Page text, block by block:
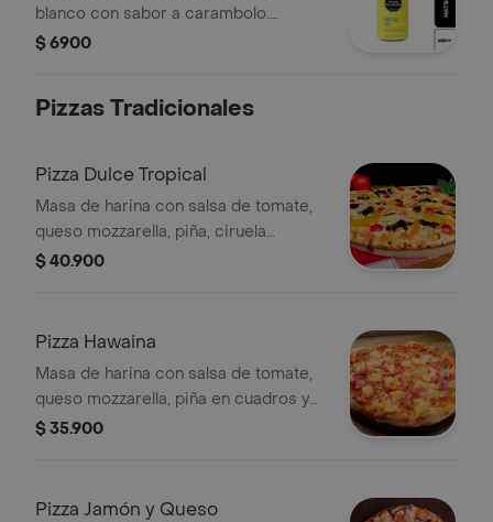
blanco con sabor a carambolo.
Contiene edulcorantes y 400 ml.
$ 6900
Pizzas Tradicionales
Pizza Dulce Tropical
Masa de harina con salsa de tomate,
queso mozzarella, piña, ciruela
deshidratada, cereza, durazno y
$ 40.900
Pizza Hawaina
Masa de harina con salsa de tomate,
queso mozzarella, piña en cuadros y
jamón ahumado, tamaño a elegir.
$ 35.900
Pizza Jamón y Queso